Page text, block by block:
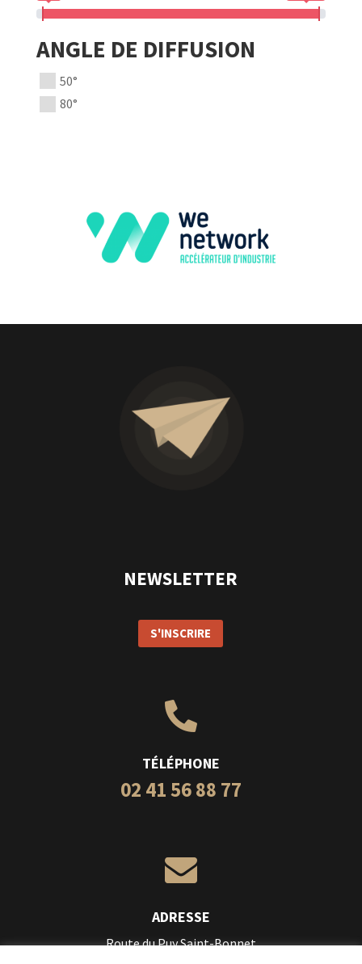
ANGLE DE DIFFUSION
50°
80°
NEWSLETTER
S'INSCRIRE

TÉLÉPHONE
02 41 56 88 77

ADRESSE
Route du Puy Saint-Bonnet